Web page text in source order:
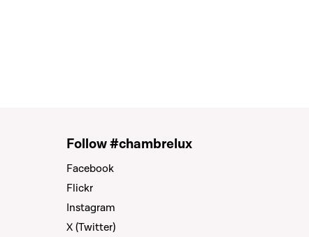
Follow #chambrelux
Facebook
Flickr
Instagram
X (Twitter)